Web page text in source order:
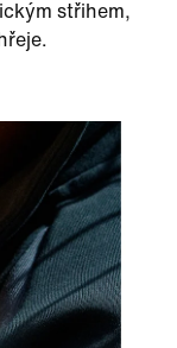
střihem,